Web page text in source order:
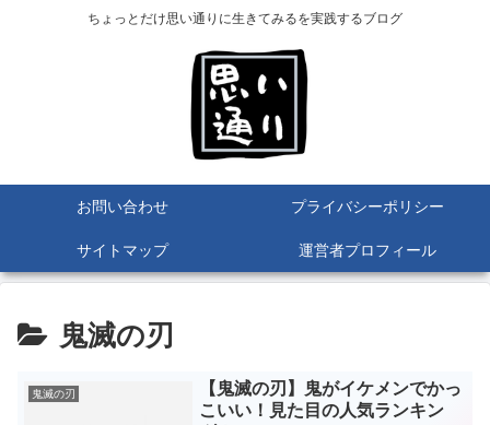
ちょっとだけ思い通りに生きてみるを実践するブログ
お問い合わせ プライバシーポリシー
サイトマップ 運営者プロフィール
鬼滅の刃
鬼滅の刃
【鬼滅の刃】鬼がイケメンでかっ
こいい！見た目の人気ランキン